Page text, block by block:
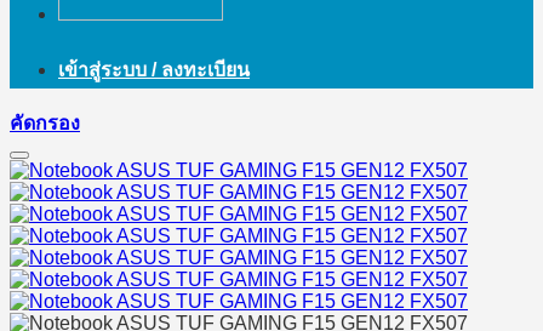
เข้าสู่ระบบ / ลงทะเบียน
คัดกรอง